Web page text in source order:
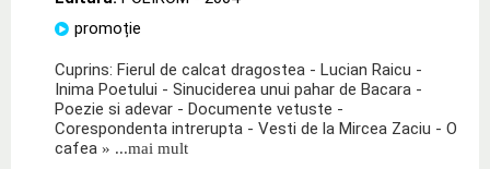
promoție
Cuprins: Fierul de calcat dragostea - Lucian Raicu -
Inima Poetului - Sinuciderea unui pahar de Bacara -
Poezie si adevar - Documente vetuste -
Corespondenta intrerupta - Vesti de la Mircea Zaciu - O
cafea » ...mai mult